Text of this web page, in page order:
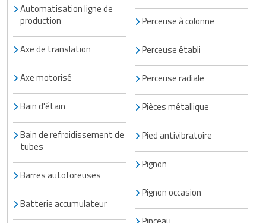
Automatisation ligne de
production
Axe de translation
Axe motorisé
Bain d'étain
Bain de refroidissement de
tubes
Barres autoforeuses
Batterie accumulateur
Perceuse à colonne
Perceuse établi
Perceuse radiale
Pièces métallique
Pied antivibratoire
Pignon
Pignon occasion